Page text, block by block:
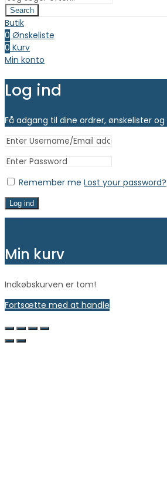
Search
Butik
0 Ønskeliste
0 Kurv
Min konto
Log ind
Få adgang til dine ordrer, ønskelister
Remember me Lost your password?
Log ind
Min kurv
Indkøbskurven er tom!
Fortsætte med at handle